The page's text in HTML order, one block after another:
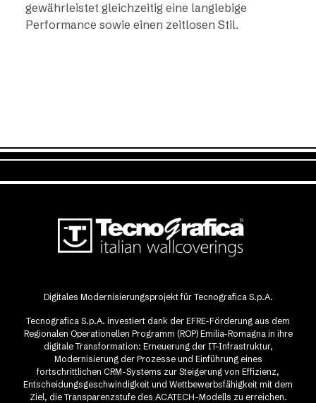
gewährleistet gleichzeitig eine langlebige
Performance sowie einen zeitlosen Stil.
Digitales Modernisierungsprojekt für Tecnografica S.p.A.
Tecnografica S.p.A. investiert dank der EFRE-Förderung aus dem
Regionalen Operationellen Programm (ROP) Emilia-Romagna in ihre
digitale Transformation: Erneuerung der IT-Infrastruktur,
Modernisierung der Prozesse und Einführung eines
fortschrittlichen CRM-Systems zur Steigerung von Effizienz,
Entscheidungsgeschwindigkeit und Wettbewerbsfähigkeit mit dem
Ziel, die Transparenzstufe des ACATECH-Modells zu erreichen.